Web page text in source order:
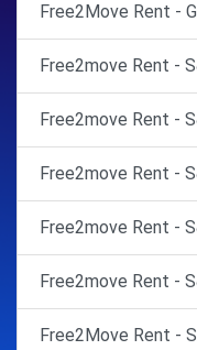
Free2Move Rent -
Free2move Rent -
Free2move Rent -
Free2move Rent -
Free2move Rent -
Free2move Rent -
Free2Move Rent -